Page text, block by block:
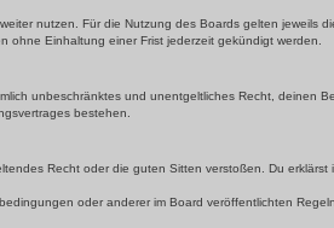
nutzen. Für die Nutzung des Boards gelten jeweils
ohne Einhaltung einer Frist jederzeit gekündigt werden.
unbeschränktes und unentgeltliches Recht, deinen
bestehen.
Recht oder die guten Sitten verstoßen. Du
oder anderer im Board veröffentlichten